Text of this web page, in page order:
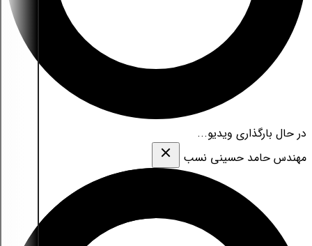
در حال بارگذاری ویدیو...
مهندس حامد حسینی نسب